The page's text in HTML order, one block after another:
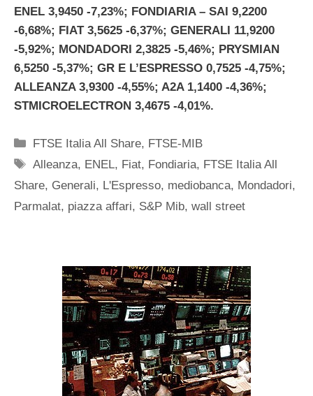
ENEL 3,9450 -7,23%; FONDIARIA – SAI 9,2200
-6,68%; FIAT 3,5625 -6,37%; GENERALI 11,9200
-5,92%; MONDADORI 2,3825 -5,46%; PRYSMIAN
6,5250 -5,37%; GR E L’ESPRESSO 0,7525 -4,75%;
ALLEANZA 3,9300 -4,55%; A2A 1,1400 -4,36%;
STMICROELECTRON 3,4675 -4,01%.
Categorie
FTSE Italia All Share, FTSE-MIB
Tag
Alleanza, ENEL, Fiat, Fondiaria, FTSE Italia All
Share, Generali, L'Espresso, mediobanca, Mondadori,
Parmalat, piazza affari, S&P Mib, wall street